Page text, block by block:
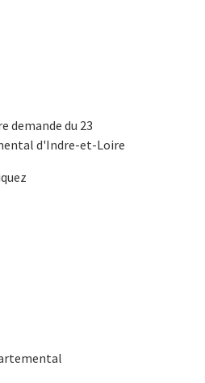
demande du 23
d'Indre-et-Loire